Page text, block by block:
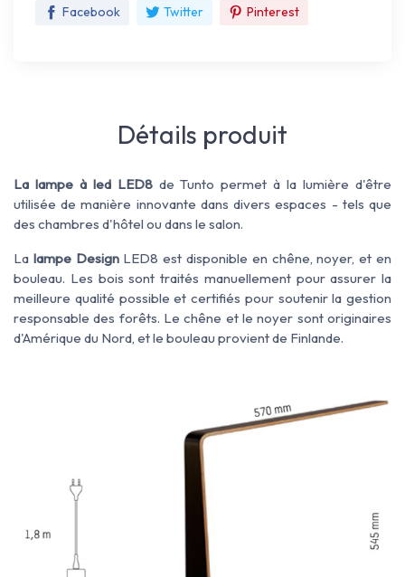
Facebook Twitter Pinterest
Détails produit
La lampe à led LED8de Tunto permet à la lumière d'être
utilisée de manière innovante dans divers espaces - tels que
des chambres d'hôtel ou dans le salon.
La lampe DesignLED8 est disponible en chêne, noyer, et en
bouleau. Les bois sont traités manuellement pour assurer la
meilleure qualité possible et certifiés pour soutenir la gestion
responsable des forêts. Le chêne et le noyer sont originaires
d'Amérique du Nord, et le bouleau provient de Finlande.